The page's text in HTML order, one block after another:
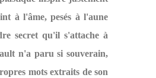
à l'âme, pesés à l'aune
secret qu'il s'attache à
n'a paru si souverain,
mots extraits de son